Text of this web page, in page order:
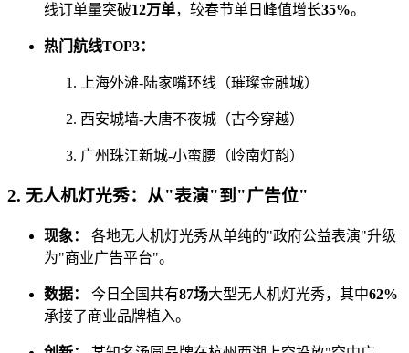
线订单量突破12万单，较春节单日峰值增长35%。
热门航线TOP3：
上海外滩-陆家嘴环线（璀璨金融城）
西安城墙-大唐不夜城（古今穿越）
广州珠江新城-小蛮腰（岭南灯韵）
2. 无人机灯光秀：从"表演"到"广告位"
现象：
各地无人机灯光秀从单纯的"政府公益表演"升级
为"商业广告平台"。
数据： 今日全国共有87场大型无人机灯光秀，其中62%
承接了商业品牌植入。